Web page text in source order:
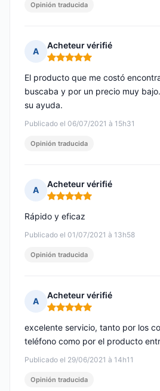
Opinión traducida
A
Acheteur vérifié
Nota: 5 de 5
Publicado el 06/07/2021 à 15h31
El producto que me costó
buscaba y por un precio muy
su ayuda.
Opinión traducida
A
Acheteur vérifié
Nota: 5 de 5
Publicado el 01/07/2021 à 13h58
Rápido y eficaz
Opinión traducida
A
Acheteur vérifié
Nota: 5 de 5
Publicado el 29/06/2021 à 14h11
excelente servicio, tanto por los
teléfono como por el producto
Opinión traducida